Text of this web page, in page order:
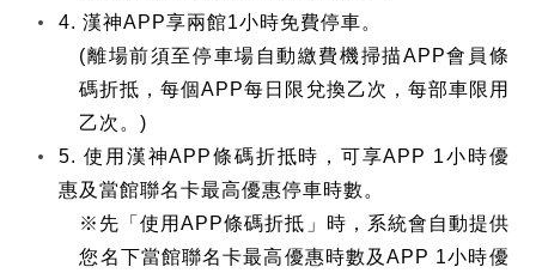
4. 漢神APP享兩館1小時免費停車。
(離場前須至停車場自動繳費機掃描APP會員條
碼折抵，每個APP每日限兌換乙次，每部車限用
乙次。)
5. 使用漢神APP條碼折抵時，可享APP 1小時優
惠及當館聯名卡最高優惠停車時數。
※先「使用APP條碼折抵」時，系統會自動提供
您名下當館聯名卡最高優惠時數及APP 1小時優